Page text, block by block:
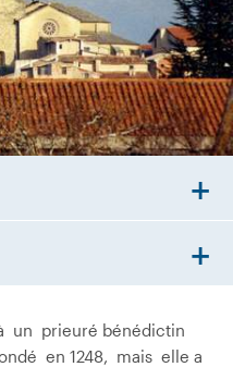
un prieuré bénédictin
en 1248, mais elle a